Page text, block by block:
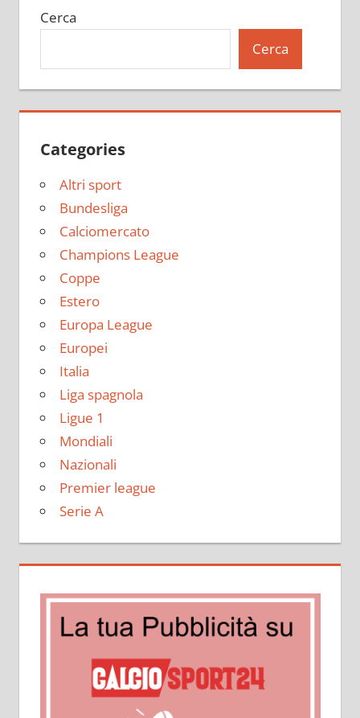
Cerca
Cerca
Categories
Altri sport
Bundesliga
Calciomercato
Champions League
Coppe
Estero
Europa League
Europei
Italia
Liga spagnola
Ligue 1
Mondiali
Nazionali
Premier league
Serie A